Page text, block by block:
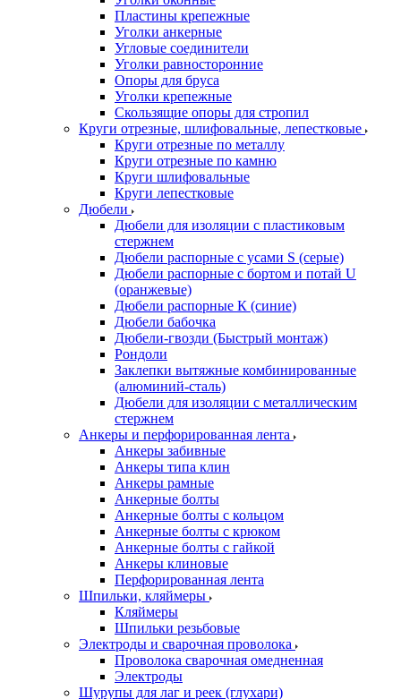
Пластины крепежные
Уголки анкерные
Угловые соединители
Уголки равносторонние
Опоры для бруса
Уголки крепежные
Скользящие опоры для стропил
Круги отрезные, шлифовальные, лепестковые
Круги отрезные по металлу
Круги отрезные по камню
Круги шлифовальные
Круги лепестковые
Дюбели
Дюбели для изоляции с пластиковым
стержнем
Дюбели распорные с усами S (серые)
Дюбели распорные c бортом и потай U
(оранжевые)
Дюбели распорные К (синие)
Дюбели бабочка
Дюбели-гвозди (Быстрый монтаж)
Рондоли
Заклепки вытяжные комбинированные
(алюминий-сталь)
Дюбели для изоляции с металлическим
стержнем
Анкеры и перфорированная лента
Анкеры забивные
Анкеры типа клин
Анкеры рамные
Анкерные болты
Анкерные болты с кольцом
Анкерные болты с крюком
Анкерные болты с гайкой
Анкеры клиновые
Перфорированная лента
Шпильки, кляймеры
Кляймеры
Шпильки резьбовые
Электроды и сварочная проволока
Проволока сварочная омедненная
Электроды
Шурупы для лаг и реек (глухари)